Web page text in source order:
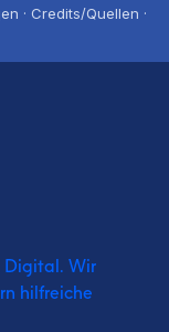
· Credits/Quellen ·
Digital. Wir
hilfreiche